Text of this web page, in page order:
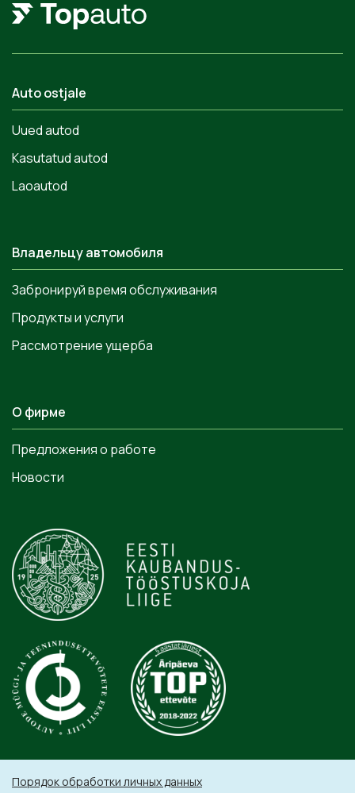
Auto ostjale
Uued autod
Kasutatud autod
Laoautod
Владельцу автомобиля
Забронируй время обслуживания
Продукты и услуги
Рассмотрение ущерба
О фирме
Предложения о работе
Новости
Порядок обработки личных данных